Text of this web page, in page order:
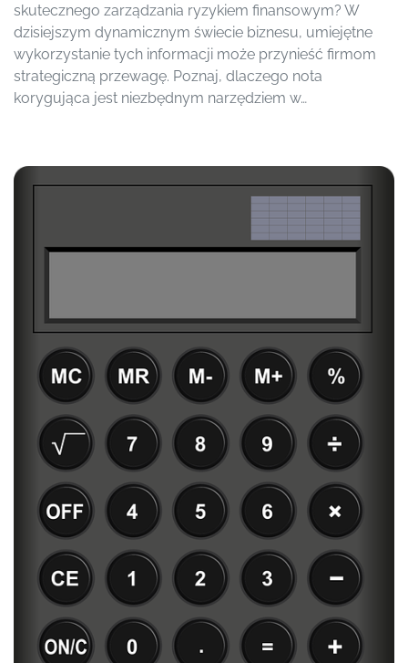
skutecznego zarządzania ryzykiem finansowym? W
dzisiejszym dynamicznym świecie biznesu, umiejętne
wykorzystanie tych informacji może przynieść firmom
strategiczną przewagę. Poznaj, dlaczego nota
korygująca jest niezbędnym narzędziem w…